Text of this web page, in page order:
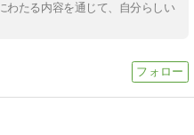
わたる内容を通じて、自分らしい